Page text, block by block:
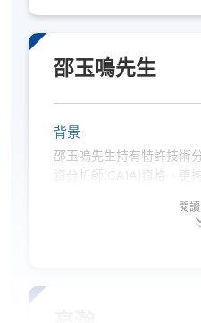
5. 交易系統
交易日誌
交易平台
邵玉鳴先生
背景
邵玉嗚先生持有特許技術
資分析師(CAIA)資格，更
金融公司，並擁有經濟學
閱